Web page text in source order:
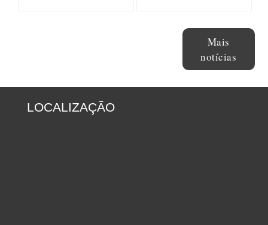
Mais
notícias
LOCALIZAÇÃO